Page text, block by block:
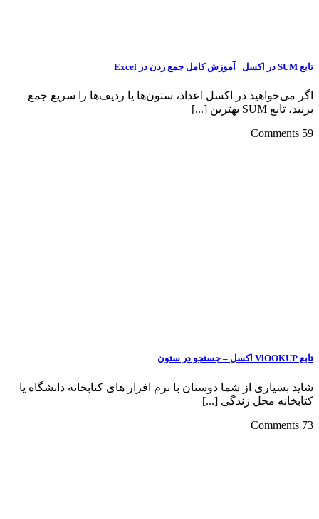
تابع SUM در اکسل | آموزش کامل جمع زدن در Excel
اگر می‌خواهید در اکسل اعداد، ستون‌ها یا ردیف‌ها را سریع جمع
بزنید، تابع SUM بهترین [...]
59 Comments
تابع VlOOKUP اکسل – جستجو در ستون
شاید بسیاری از شما دوستان با نرم افزار های کتابخانه دانشگاه یا
کتابخانه محل زندگی [...]
73 Comments